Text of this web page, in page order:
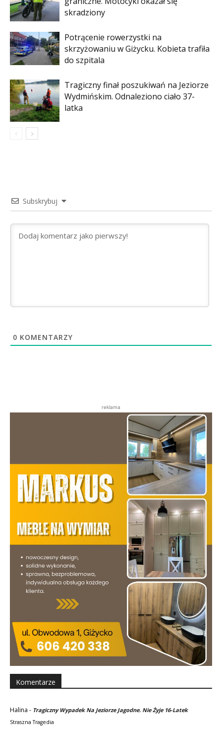
skradziony
Potrącenie rowerzystki na
skrzyżowaniu w Giżycku. Kobieta trafiła
do szpitala
Tragiczny finał poszukiwań na Jeziorze
Wydmińskim. Odnaleziono ciało 37-
latka
Subskrybuj
0 KOMENTARZY
reklama
Komentarze
Halina - Tragiczny Wypadek Na Jeziorze Jagodne. Nie Żyje 16-Latek
Straszna Tragedia